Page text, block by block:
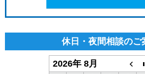
休日・夜間相談のご
2026年 8月